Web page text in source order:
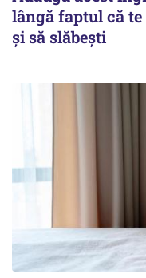
lângă faptul că
și să slăbești